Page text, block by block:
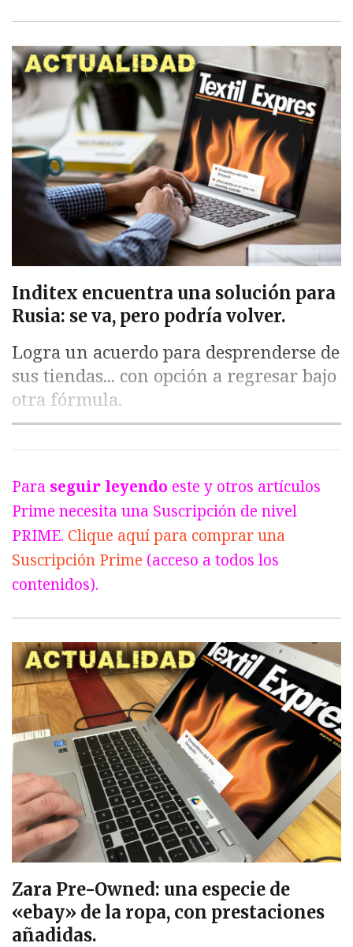
Inditex encuentra una solución para
Rusia: se va, pero podría volver.
Logra un acuerdo para desprenderse de
sus tiendas... con opción a regresar bajo
otra fórmula.
Para seguir leyendo este y otros artículos
Prime necesita una Suscripción de nivel
PRIME. Clique aquí para comprar una
Suscripción Prime (acceso a todos los
contenidos).
Zara Pre-Owned: una especie de
«ebay» de la ropa, con prestaciones
añadidas.